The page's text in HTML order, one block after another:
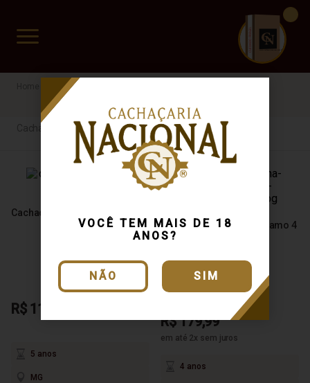
VOCÊ TEM MAIS DE 18
ANOS?
NÃO SIM
www.cachacarianacional.com.br
CUIDADO FRÁGIL
Cachaça
Cachaça Havaninha 600ml
R$ 112,50
5 anos
MG
Cachaça Canarinha Bálsamo 4
Anos 600ml
R$ 179,99
em até 2x sem juros
4 anos